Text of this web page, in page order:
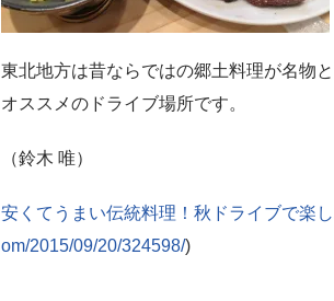
東北地方は昔ならではの郷土料理が名物
オススメのドライブ場所です。
（鈴木 唯）
安くてうまい伝統料理！秋ドライブで楽
om/2015/09/20/324598/)